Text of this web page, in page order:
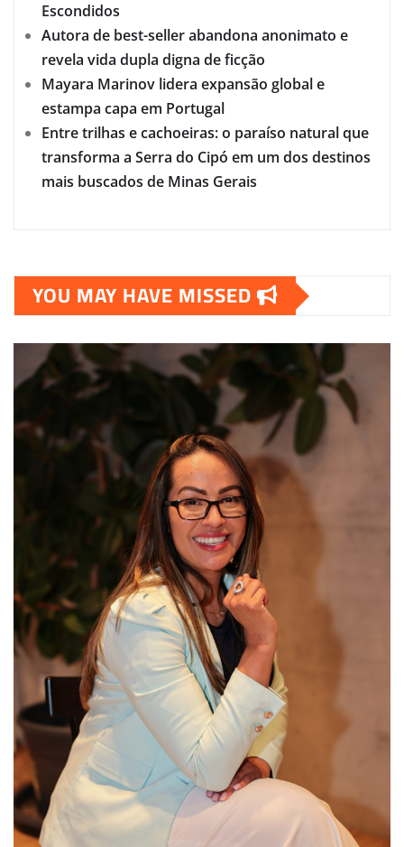
Escondidos
Autora de best-seller abandona anonimato e
revela vida dupla digna de ficção
Mayara Marinov lidera expansão global e
estampa capa em Portugal
Entre trilhas e cachoeiras: o paraíso natural que
transforma a Serra do Cipó em um dos destinos
mais buscados de Minas Gerais
YOU MAY HAVE MISSED